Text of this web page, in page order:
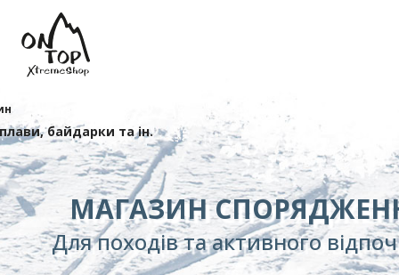
байдарки та ін.
МАГАЗИН
Для походів та активного